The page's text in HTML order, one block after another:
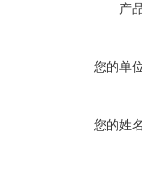
产
您的单
您的姓